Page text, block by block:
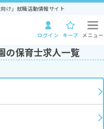
け」就職活動情報サイト
ログイン キープ メニュー
の保育士求人一覧